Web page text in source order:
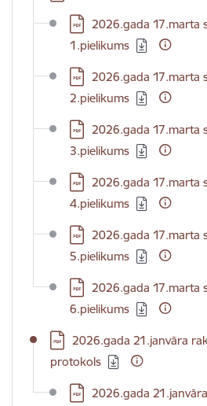
Lejupielādēt:
2026.gada 17.marta
1.pielikums
Lejupielādēt:
2026.gada 17.marta
2.pielikums
Lejupielādēt:
2026.gada 17.marta
3.pielikums
Lejupielādēt:
2026.gada 17.marta
4.pielikums
Lejupielādēt:
2026.gada 17.marta
5.pielikums
Lejupielādēt:
2026.gada 17.marta
6.pielikums
Lejupielādēt:
2026.gada 21.janvāra
protokols
Lejupielādēt:
2026.gada